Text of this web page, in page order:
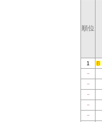
順位
1
－
－
－
－
－